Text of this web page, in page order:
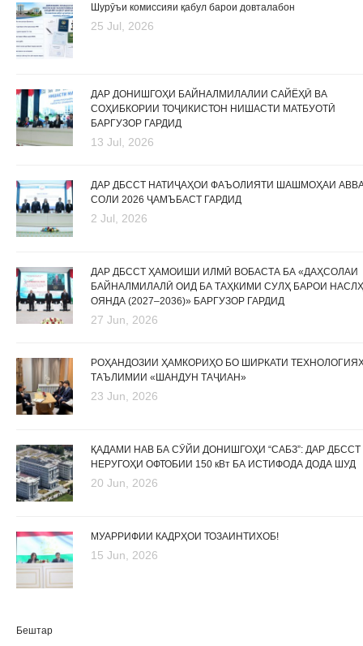
Шурӯъи комиссияи қабул барои довталабон
25 Jul, 2026
ДАР ДОНИШГОҲИ БАЙНАЛМИЛАЛИИ САЙЁҲӢ ВА
СОҲИБКОРИИ ТОҶИКИСТОН НИШАСТИ МАТБУОТӢ
БАРГУЗОР ГАРДИД
13 Jul, 2026
ДАР ДБССТ НАТИҶАҲОИ ФАЪОЛИЯТИ ШАШМОҲАИ
СОЛИ 2026 ҶАМЪБАСТ ГАРДИД
2 Jul, 2026
ДАР ДБССТ ҲАМОИШИ ИЛМӢ ВОБАСТА БА «ДАҲСОЛАИ
БАЙНАЛМИЛАЛӢ ОИД БА ТАҲКИМИ СУЛҲ БАРОИ
ОЯНДА (2027–2036)» БАРГУЗОР ГАРДИД
27 Jun, 2026
РОҲАНДОЗИИ ҲАМКОРИҲО БО ШИРКАТИ
ТАЪЛИМИИ «ШАНДУН ТАҶИАН»
23 Jun, 2026
ҚАДАМИ НАВ БА СӮЙИ ДОНИШГОҲИ “САБЗ”: ДАР ДБССТ
НЕРУГОҲИ ОФТОБИИ 150 кВт БА ИСТИФОДА ДОДА ШУД
20 Jun, 2026
МУАРРИФИИ КАДРҲОИ ТОЗАИНТИХОБ!
15 Jun, 2026
Бештар